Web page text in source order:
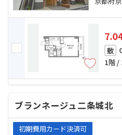
敷
1階 /
ブランネージュ二条城北
初期費用カード決済可